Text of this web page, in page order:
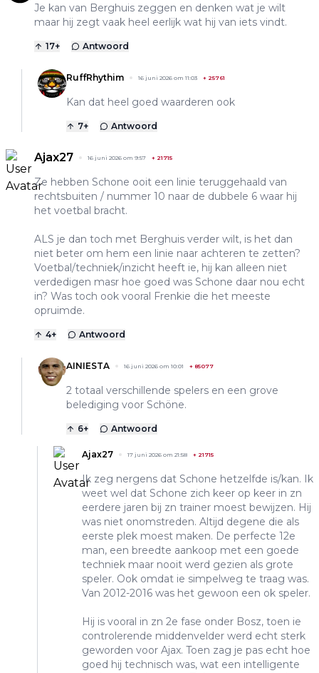
Je kan van Berghuis zeggen en denken wat je wilt
maar hij zegt vaak heel eerlijk wat hij van iets vindt.
17+ Antwoord
RuffRhythim 16 juni 2026 om 11:03 + 25761
Kan dat heel goed waarderen ook
7+ Antwoord
Ajax27 16 juni 2026 om 9:57 + 21715
Ze hebben Schone ooit een linie teruggehaald van
rechtsbuiten / nummer 10 naar de dubbele 6 waar hij
het voetbal bracht.
ALS je dan toch met Berghuis verder wilt, is het dan
niet beter om hem een linie naar achteren te zetten?
Voetbal/techniek/inzicht heeft ie, hij kan alleen niet
verdedigen masr hoe goed was Schone daar nou echt
in? Was toch ook vooral Frenkie die het meeste
opruimde.
4+ Antwoord
AINIESTA 16 juni 2026 om 10:01 + 85077
2 totaal verschillende spelers en een grove
belediging voor Schöne.
6+ Antwoord
Ajax27 17 juni 2026 om 21:58 + 21715
Ik zeg nergens dat Schone hetzelfde is/kan. Ik
weet wel dat Schone zich keer op keer in zn
eerdere jaren bij zn trainer moest bewijzen. Hij
was niet onomstreden. Altijd degene die als
eerste plek moest maken. De perfecte 12e
man, een breedte aankoop met een goede
techniek maar nooit werd gezien als grote
speler. Ook omdat ie simpelweg te traag was.
Van 2012-2016 was het gewoon een ok speler.
Hij is vooral in zn 2e fase onder Bosz, toen ie
controlerende middenvelder werd echt sterk
geworden voor Ajax. Toen zag je pas echt hoe
goed hij technisch was, wat een intelligente